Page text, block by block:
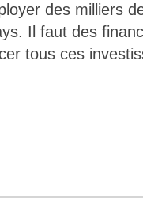
des milliers
Il faut des
tous ces